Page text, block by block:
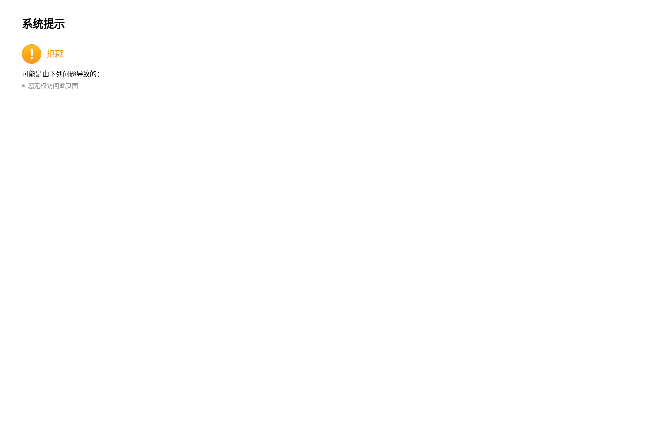
系统提示
抱歉
可能是由下列问题导致的：
您无权访问此页面